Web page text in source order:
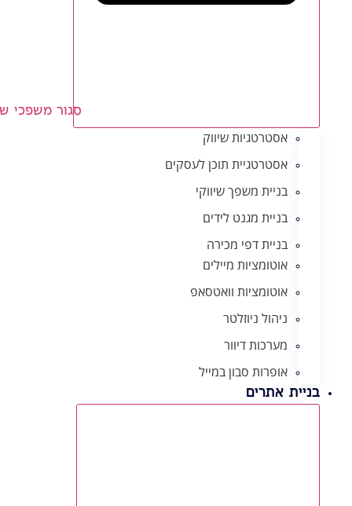
סגור משפכי
אסטרטגיות שיווק
אסטרטגיית תוכן לעסקים
בניית משפך שיווקי
בניית מגנט לידים
בניית דפי מכירה
אוטומציות מיילים
אוטומציות וואטסאפ
ניהול ניוזלטר
מערכות דיוור
אופרות סבון במייל
בניית אתרים